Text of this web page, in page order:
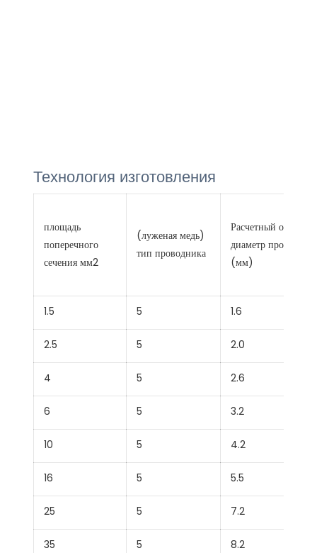
Технология изготовления
площадь
поперечного
сечения мм2
(луженая медь)
тип проводника
Расчетный общий
диаметр
(мм)
1.5 5 1.6
2.5 5 2.0
4 5 2.6
6 5 3.2
10 5 4.2
16 5 5.5
25 5 7.2
35 5 8.2